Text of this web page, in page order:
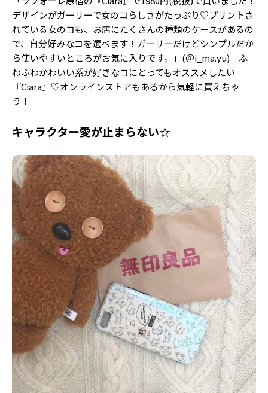
デザインがガーリーで女のコらしさがたっぷり♡プリントさ
れている女のコも、お店にたくさんの種類のケースがあるの
で、自分好みなコを選べます！ガーリーだけどシンプルだか
ら使いやすいところがお気に入りです。」(＠i_ma.yu) ふ
わふわかわいい系が好きなコにとってもオススメしたい
『Ciara』♡オンラインストアもあるから気軽に買えちゃ
う！
キャラクター愛が止まらない☆